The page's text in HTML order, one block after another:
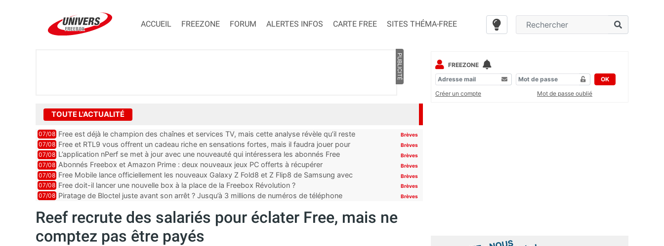
ACCUEIL FREEZONE FORUM ALERTES INFOS CARTE FREE SITES THÉMA-FREE
PUBLICITÉ
TOUTE L'ACTUALITÉ
07/08 Free est déjà le champion des chaînes et services TV, mais cette analyse révèle qu’il reste
encore au moin...
Brèves
07/08 Free et RTL9 vous offrent un cadeau riche en sensations fortes, mais il faudra jouer pour
l’obtenir
Brèves
07/08 L’application nPerf se met à jour avec une nouveauté qui intéressera les abonnés Free
Mobile, Orange, SFR ...
Brèves
07/08 Abonnés Freebox et Amazon Prime : deux nouveaux jeux PC offerts à récupérer Brèves
07/08 Free Mobile lance officiellement les nouveaux Galaxy Z Fold8 et Z Flip8 de Samsung avec
des promos et des cadeaux
Brèves
07/08 Free doit-il lancer une nouvelle box à la place de la Freebox Révolution ? Brèves
07/08 Piratage de Bloctel juste avant son arrêt ? Jusqu’à 3 millions de numéros de téléphone
Brèves
Reef recrute des salariés pour éclater Free, mais ne
comptez pas être payés
FREEZONE
OK
Créer un compte
Mot de passe oublié